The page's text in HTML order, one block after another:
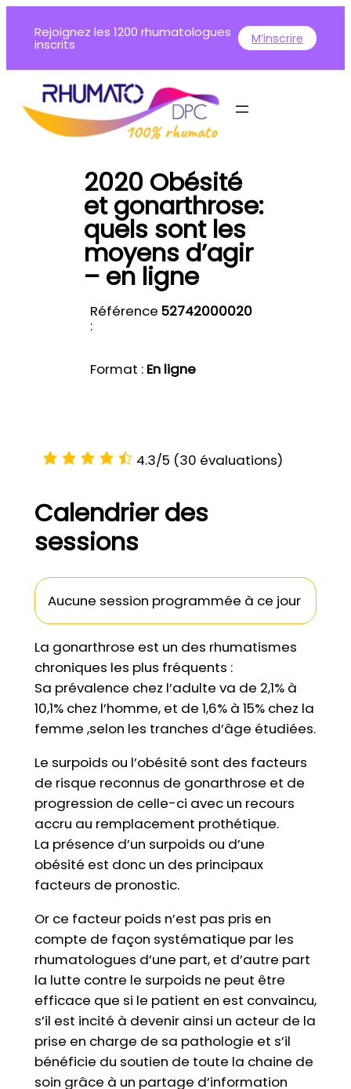
Rejoignez les 1200 rhumatologues
inscrits M’inscrire
2020 Obésité
et gonarthrose:
quels sont les
moyens d’agir
– en ligne
Référence
:
52742000020
Format : En ligne
4.3/5 (30 évaluations)
Calendrier des
sessions
Aucune session programmée à ce jour
La gonarthrose est un des rhumatismes
chroniques les plus fréquents :
Sa prévalence chez l’adulte va de 2,1% à
10,1% chez l’homme, et de 1,6% à 15% chez la
femme ,selon les tranches d’âge étudiées.
Le surpoids ou l’obésité sont des facteurs
de risque reconnus de gonarthrose et de
progression de celle-ci avec un recours
accru au remplacement prothétique.
La présence d’un surpoids ou d’une
obésité est donc un des principaux
facteurs de pronostic.
Or ce facteur poids n’est pas pris en
compte de façon systématique par les
rhumatologues d’une part, et d’autre part
la lutte contre le surpoids ne peut être
efficace que si le patient en est convaincu,
s’il est incité à devenir ainsi un acteur de la
prise en charge de sa pathologie et s’il
bénéficie du soutien de toute la chaine de
soin grâce à un partage d’information